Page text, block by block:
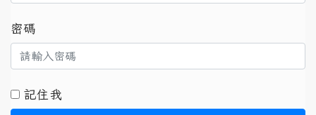
密碼
記住我